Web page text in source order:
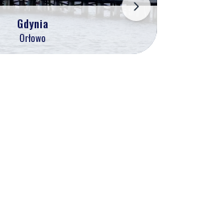
Gdynia
Orłowo